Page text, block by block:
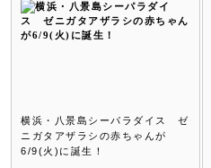
横浜・八景島シーパラダイス ゼ
ニガタアザラシの赤ちゃんが
6/9(火)に誕生！